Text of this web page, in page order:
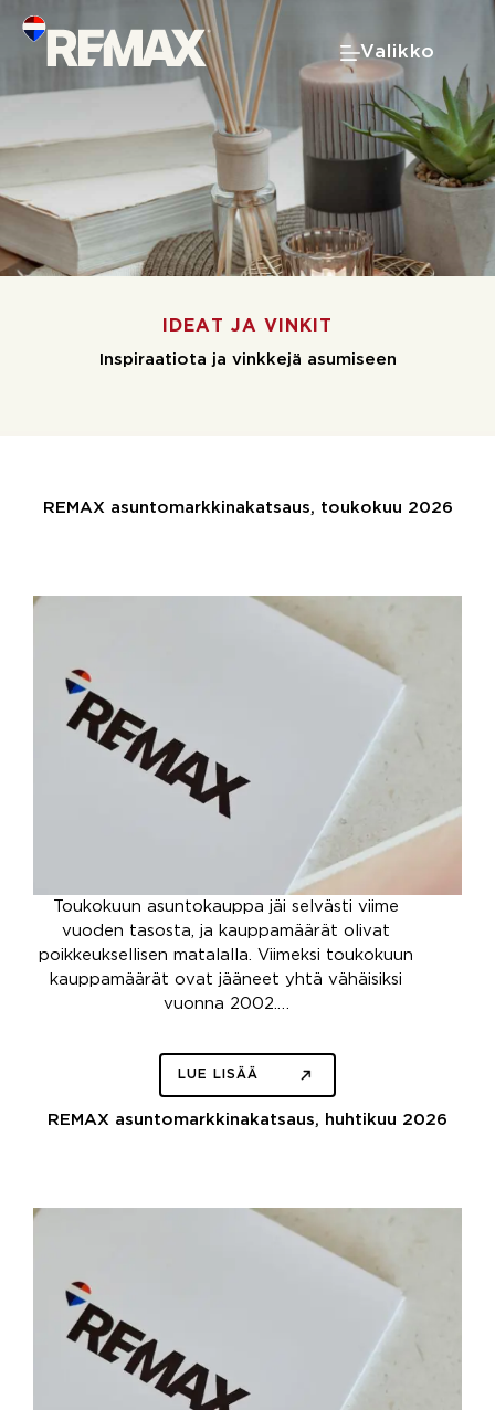
content
Valikko
IDEAT JA VINKIT
Inspiraatiota ja vinkkejä asumiseen
REMAX asuntomarkkinakatsaus, toukokuu 2026
Toukokuun asuntokauppa jäi selvästi viime
vuoden tasosta, ja kauppamäärät olivat
poikkeuksellisen matalalla. Viimeksi toukokuun
kauppamäärät ovat jääneet yhtä vähäisiksi
vuonna 2002.…
LUE LISÄÄ
REMAX asuntomarkkinakatsaus, huhtikuu 2026